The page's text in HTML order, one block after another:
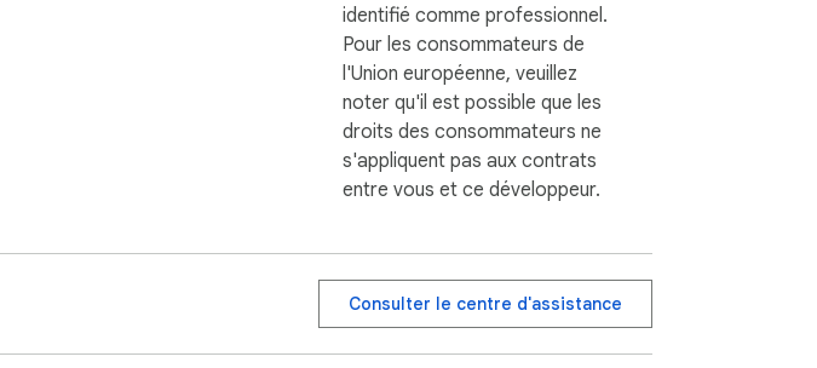
identifié comme professionnel.
Pour les consommateurs de
l'Union européenne, veuillez
noter qu'il est possible que les
droits des consommateurs ne
s'appliquent pas aux contrats
entre vous et ce développeur.
Consulter le centre d'assistance